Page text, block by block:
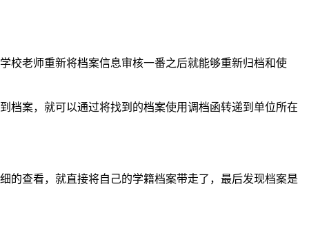
校老师重新将档案信息审核一番之后就能够重新归档和使
档案，就可以通过将找到的档案使用调档函转递到单位所在
的查看，就直接将自己的学籍档案带走了，最后发现档案是